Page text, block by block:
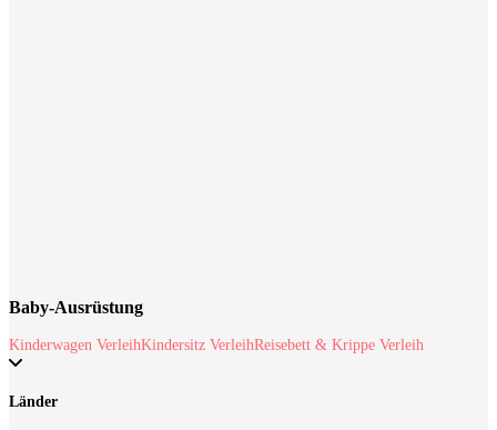
Baby-Ausrüstung
Kinderwagen VerleihKindersitz VerleihReisebett & Krippe Verleih
Länder